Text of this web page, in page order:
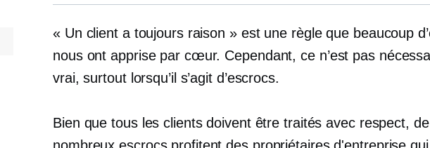
« Un client a toujours raison » est une règle que beaucoup
nous ont apprise par cœur. Cependant, ce n’est pas
vrai, surtout lorsqu’il s’agit d’escrocs.
Bien que tous les clients doivent être traités avec respect, de